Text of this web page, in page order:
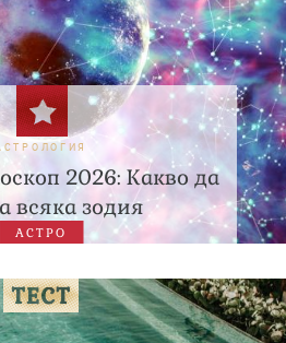
2026: Какво да
всяка зодия
АСТРО